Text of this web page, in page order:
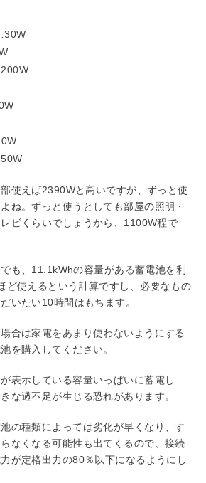
使えば2390Wと高いですが、ずっと使
ね。ずっと使うとしても部屋の照明・
ビくらいでしょうから、1100W程で
も、11.1kWhの容量がある蓄電池を利
ど使えるという計算ですし、必要なもの
いたい10時間はもちます。
合は家電をあまり使わないようにする
を購入してください。
表示している容量いっぱいに蓄電し
な過不足が生じる恐れがあります。
の種類によっては劣化が早くなり、す
なくなる可能性も出てくるので、接続
が定格出力の80％以下になるようにし